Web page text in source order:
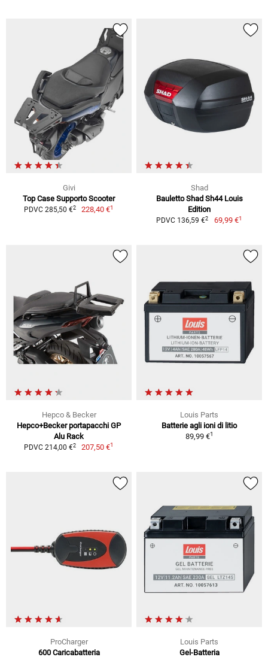
Givi
Top Case Supporto Scooter
PDVC 285,50 €2 228,40 €1
Shad
Bauletto Shad Sh44 Louis
Edition
PDVC 136,59 €2 69,99 €1
Hepco & Becker
Hepco+Becker portapacchi GP
Alu Rack
PDVC 214,00 €2 207,50 €1
Louis Parts
Batterie agli ioni di litio
89,99 €1
ProCharger
600 Caricabatteria
Louis Parts
Gel-Batteria